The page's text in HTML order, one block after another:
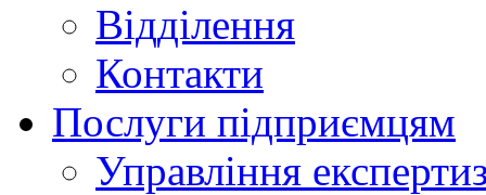
Відділення
Контакти
Послуги підприємцям
Управління